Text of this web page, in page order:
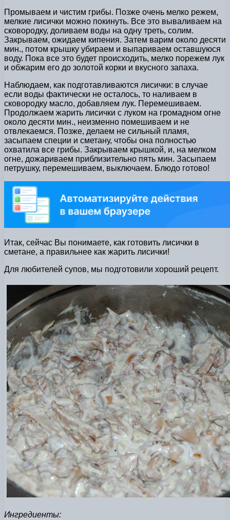
Промываем и чистим грибы. Позже очень мелко режем,
мелкие лисички можно покинуть. Все это вываливаем на
сковородку, доливаем воды на одну треть, солим.
Закрываем, ожидаем кипения. Затем варим около десяти
мин., потом крышку убираем и выпариваем оставшуюся
воду. Пока все это будет происходить, мелко порежем лук
и обжарим его до золотой корки и вкусного запаха.
Наблюдаем, как подготавливаются лисички: в случае
если воды фактически не осталось, то наливаем в
сковородку масло, добавляем лук. Перемешиваем.
Продолжаем жарить лисички с луком на громадном огне
около десяти мин., неизменно помешиваем и не
отвлекаемся. Позже, делаем не сильный пламя,
засыпаем специи и сметану, чтобы она полностью
охватила все грибы. Закрываем крышкой, и, на мелком
огне, дожариваем приблизительно пять мин. Засыпаем
петрушку, перемешиваем, выключаем. Блюдо готово!
Итак, сейчас Вы понимаете, как готовить лисички в
сметане, а правильнее как жарить лисички!
Для любителей супов, мы подготовили хороший рецепт.
Ингредиенты: